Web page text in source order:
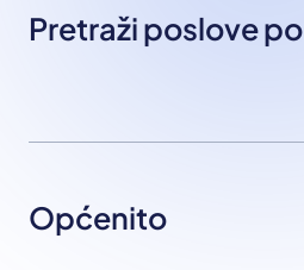
Pretraži poslove
Općenito